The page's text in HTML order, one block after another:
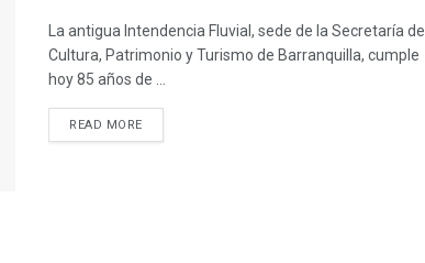
La antigua Intendencia Fluvial, sede de la Secretaría de
Cultura, Patrimonio y Turismo de Barranquilla, cumple
hoy 85 años de ...
READ MORE